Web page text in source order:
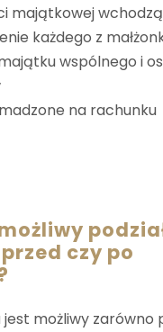
majątkowej wchodzą
każdego z
wspólnego i
na rachunku
czy po
jest możliwy zarówno